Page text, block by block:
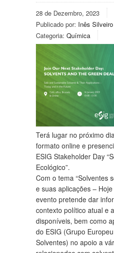
28 de Dezembro, 2023
Publicado por: Inês Silveiro
Categoria: Química
Terá lugar no próximo
formato online e
ESIG Stakeholder Day
Ecológico”.
Com o tema “Solventes
e suas aplicações –
evento pretende dar
contexto político atual e
disponíveis, bem como
do ESIG (Grupo
Solventes) no apoio a